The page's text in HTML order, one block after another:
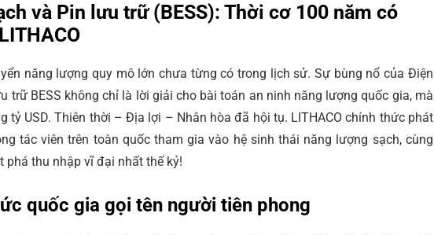
và Pin lưu trữ (BESS): Thời cơ 100 năm có
năng lượng quy mô lớn chưa từng có trong lịch sử. Sự bùng nổ của Điện
trữ BESS không chỉ là lời giải cho bài toán an ninh năng lượng quốc gia, mà
tỷ USD. Thiên thời – Địa lợi – Nhân hòa đã hội tụ. LITHACO chính thức phát
tác viên trên toàn quốc tham gia vào hệ sinh thái năng lượng sạch, cùng
phá thu nhập vĩ đại nhất thế kỷ!
quốc gia gọi tên người tiên phong